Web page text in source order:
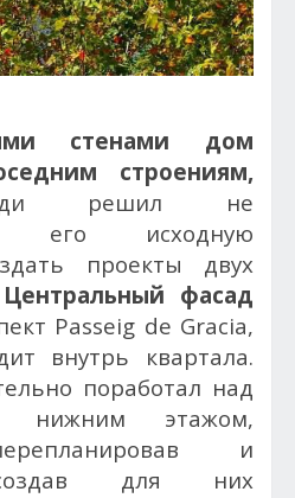
стенами дом
строениям,
решил не
его исходную
проекты двух
Центральный фасад
Passeig de Gracia,
внутрь квартала.
поработал над
нижним этажом,
и
для них